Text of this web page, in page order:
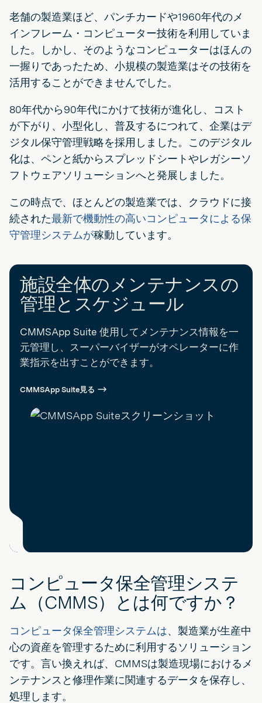
老舗の製造業ほど、パンチカードや1960年代のメ
インフレーム・コンピューター技術を利用していま
した。しかし、そのようなコンピューターはほんの
一握りであったため、小規模の製造業はその技術を
活用することができませんでした。
80年代から90年代にかけて技術が進化し、コスト
が下がり、小型化し、普及するにつれて、企業はデ
ジタル保守管理戦略を採用しました。このデジタル
化は、ペンと紙からスプレッドシートやレガシーソ
フトウェアソリューションへと発展しました。
この時点で、ほとんどの製造業では、クラウドに接
続された最新で機動性の高いコンピュータによる保
守管理システムが稼動しています。
施設全体のメンテナンスの
管理とスケジュール
CMMSApp Suite 使用してメンテナンス情報を一
元管理し、スーパーバイザーがオペレーターに作
業指示を出すことができます。
CMMSApp Suite見る
コンピュータ保全管理システ
ム（CMMS）とは何ですか？
コンピュータ保全管理システムは、製造業が生産中
心の資産を管理するために利用するソリューション
です。言い換えれば、CMMSは製造現場におけるメ
ンテナンスと修理作業に関連するデータを保存し、
処理します。